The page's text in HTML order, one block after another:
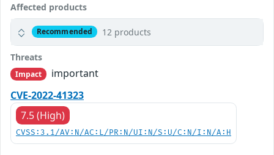
Affected products
Recommended 12 products
Threats
Impact
important
CVE-2022-41323
7.5 (High)
CVSS:3.1/AV:N/AC:L/PR:N/UI:N/S:U/C:N/I:N/A:H